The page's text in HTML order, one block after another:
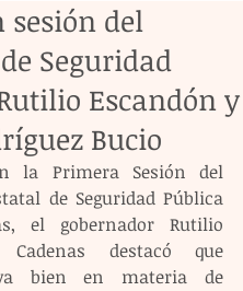
sesión del
Seguridad
Escandón y
Bucio
la Primera Sesión del
de Seguridad Pública
el gobernador Rutilio
Cadenas destacó que
bien en materia de